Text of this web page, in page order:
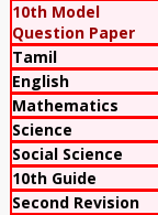
10th Model
Question Paper
Tamil
English
Mathematics
Science
Social Science
10th Guide
Second Revision